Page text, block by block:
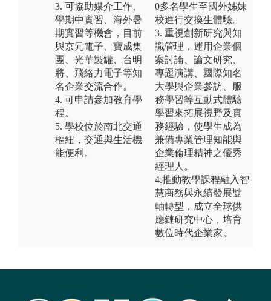
3. 可協助媒介工作、
學期中實習、海外暑
期實習等機會，目前
與京元電子、寶成集
團、光華製罐、台明
將、飛絡力電子等知
名企業交流合作。
4. 可申請參加教育學
程。
5. 學校位於南北交通
樞紐，交通與生活機
能便利。
0多名學生至國外姊妹
校進行交換生體驗。
3. 重視創新研究與知
識管理，運用企業個
案討論、論文研究、
專題演講、國際知名
大學與企業參訪、服
務學習等互動式體驗
學習來拓展視野及實
務經驗，使學生成為
兼備專業管理知能與
企業倫理精神之優秀
經理人。
4.推動教學課程融入智
慧商務與永續發展雙
軸轉型，成立全球供
應鏈研究中心，培育
數位時代企業家。